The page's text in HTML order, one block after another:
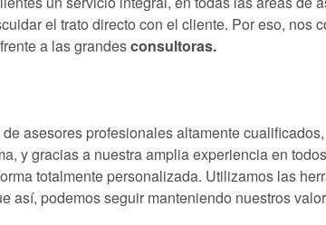
el trato directo con el cliente. Por eso, nos
a las grandesconsultoras.
asesores profesionales altamente
y gracias a nuestra amplia experiencia en
totalmente personalizada. Utilizamos las
así, podemos seguir manteniendo nuestros